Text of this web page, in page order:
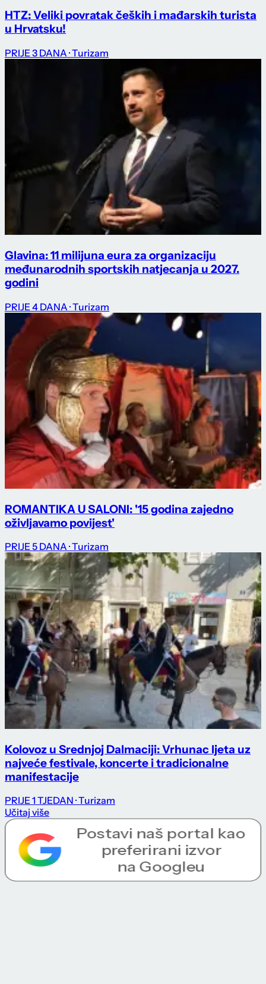
HTZ: Veliki povratak čeških i mađarskih turista
u Hrvatsku!
PRIJE 3 DANA · Turizam
Glavina: 11 milijuna eura za organizaciju
međunarodnih sportskih natjecanja u 2027.
godini
PRIJE 4 DANA · Turizam
ROMANTIKA U SALONI: '15 godina zajedno
oživljavamo povijest'
PRIJE 5 DANA · Turizam
Kolovoz u Srednjoj Dalmaciji: Vrhunac ljeta uz
najveće festivale, koncerte i tradicionalne
manifestacije
PRIJE 1 TJEDAN · Turizam
Učitaj više